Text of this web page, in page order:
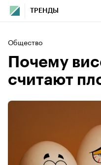
ТРЕНДЫ
Общество
Почему
считают